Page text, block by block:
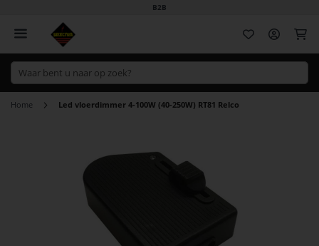
B2B
Home Led vloerdimmer 4-100W (40-250W) RT81 Relco